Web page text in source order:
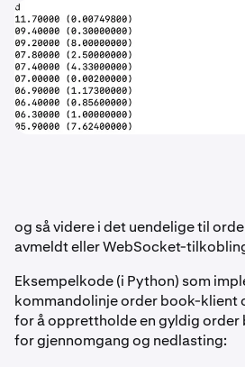
og så videre i det uendelige til
avmeldt eller WebSocket-
Eksempelkode (i Python) som
kommandolinje order book-klient
for å opprettholde en gyldig order
for gjennomgang og nedlasting: